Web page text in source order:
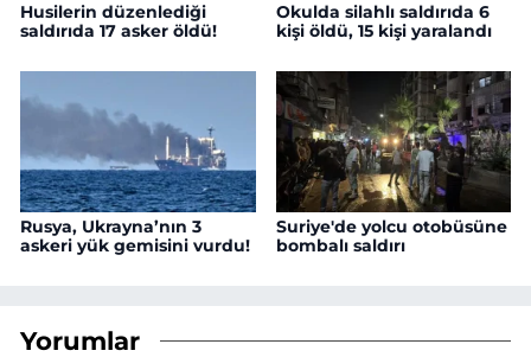
Husilerin düzenlediği
saldırıda 17 asker öldü!
Okulda silahlı saldırıda 6
kişi öldü, 15 kişi yaralandı
Rusya, Ukrayna’nın 3
askeri yük gemisini vurdu!
Suriye'de yolcu otobüsüne
bombalı saldırı
Yorumlar